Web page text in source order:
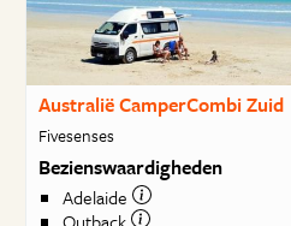
Australië CamperCombi Zuid
Fivesenses
Bezienswaardigheden
Adelaide